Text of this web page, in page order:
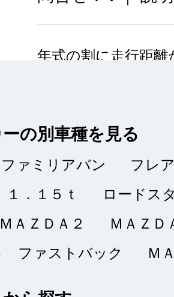
年式の割に走行距
納車まで何
販売店の評価
接客：
の別車種を見る
ファミリアバン
フレ
．１５ｔ
ロードス
ＭＡＺＤＡ２
ＭＡＺ
ファストバック
Ｍ